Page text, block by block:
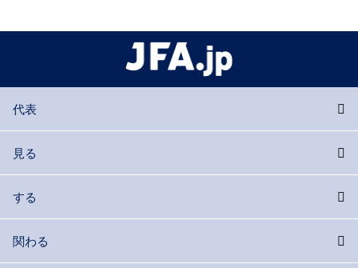
代表
見る
する
関わる